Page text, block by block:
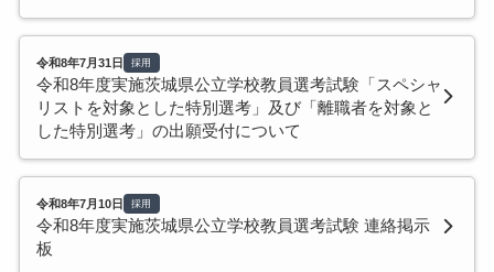
令和8年7月31日 採用
令和8年度実施茨城県公立学校教員選考試験「スペシャ
リストを対象とした特別選考」及び「離職者を対象と
した特別選考」の出願受付について
令和8年7月10日 採用
令和8年度実施茨城県公立学校教員選考試験 連絡掲示
板